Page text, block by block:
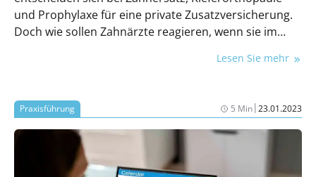
und Prophylaxe für eine private Zusatzversicherung.
Doch wie sollen Zahnärzte reagieren, wenn sie im
Lesen Sie mehr
Praxisführung 5 Min|23.01.2023